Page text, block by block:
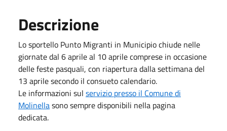
Descrizione
Lo sportello Punto Migranti in Municipio chiude nelle
giornate dal 6 aprile al 10 aprile comprese in occasione
delle feste pasquali, con riapertura dalla settimana del
13 aprile secondo il consueto calendario.
Le informazioni sul servizio presso il Comune di
Molinellasono sempre disponibili nella pagina
dedicata.